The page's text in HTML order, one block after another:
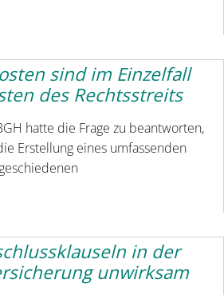
sind im Einzelfall
des Rechtsstreits
hatte die Frage zu beantworten,
Erstellung eines umfassenden
in der
unwirksam